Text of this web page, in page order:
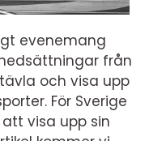
evenemang
från
och visa upp
För Sverige
visa upp sin